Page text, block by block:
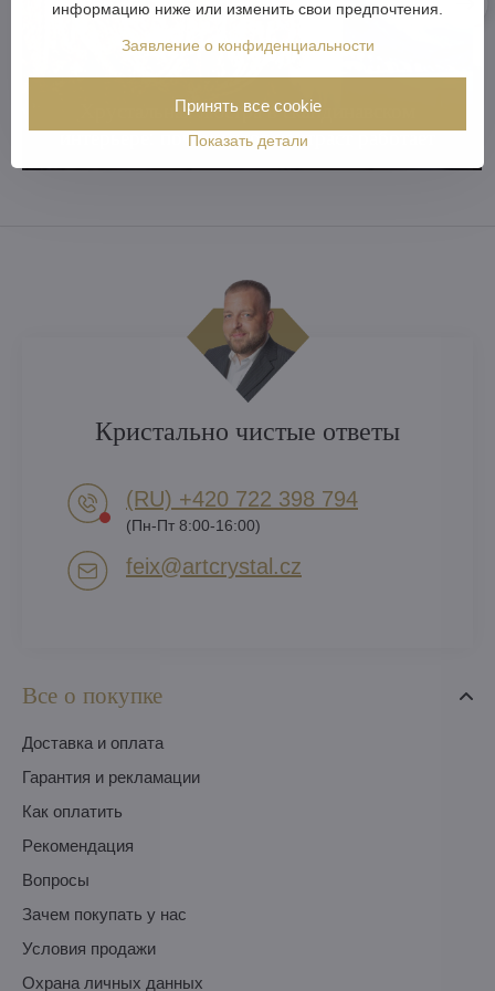
Хрустальная люстра в скандинавском
интерьере: почему этот контраст работает
Все о покупке
Доставка и оплата
Гарантия и рекламации
Как оплатить
Pекомендация
Вопросы
Зачем покупать у нас
Условия продажи
Охрана личных данных
Кристально чистые ответы
(RU) +420 722 398 794​
(Пн-Пт 8:00-16:00)
feix​@artcrystal​.cz
информацию ниже или изменить свои предпочтения.
Заявление о конфиденциальности
Показать детали
Принять все cookie